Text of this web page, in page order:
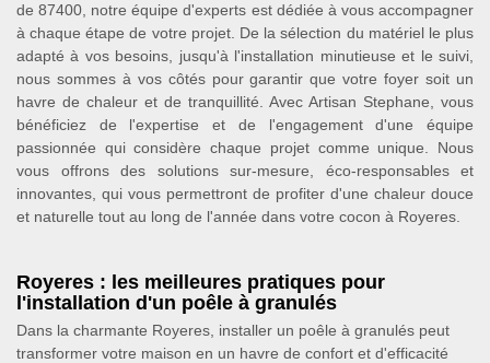
de 87400, notre équipe d'experts est dédiée à vous accompagner
à chaque étape de votre projet. De la sélection du matériel le plus
adapté à vos besoins, jusqu'à l'installation minutieuse et le suivi,
nous sommes à vos côtés pour garantir que votre foyer soit un
havre de chaleur et de tranquillité. Avec Artisan Stephane, vous
bénéficiez de l'expertise et de l'engagement d'une équipe
passionnée qui considère chaque projet comme unique. Nous
vous offrons des solutions sur-mesure, éco-responsables et
innovantes, qui vous permettront de profiter d'une chaleur douce
et naturelle tout au long de l'année dans votre cocon à Royeres.
Royeres : les meilleures pratiques pour
l'installation d'un poêle à granulés
Dans la charmante Royeres, installer un poêle à granulés peut
transformer votre maison en un havre de confort et d'efficacité